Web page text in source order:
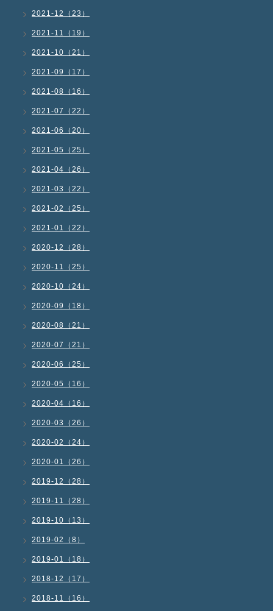
2021-12（23）
2021-11（19）
2021-10（21）
2021-09（17）
2021-08（16）
2021-07（22）
2021-06（20）
2021-05（25）
2021-04（26）
2021-03（22）
2021-02（25）
2021-01（22）
2020-12（28）
2020-11（25）
2020-10（24）
2020-09（18）
2020-08（21）
2020-07（21）
2020-06（25）
2020-05（16）
2020-04（16）
2020-03（26）
2020-02（24）
2020-01（26）
2019-12（28）
2019-11（28）
2019-10（13）
2019-02（8）
2019-01（18）
2018-12（17）
2018-11（16）